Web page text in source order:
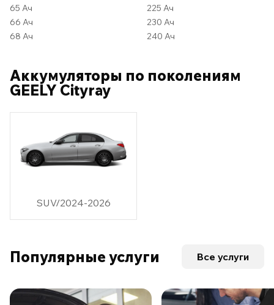
65 Ач
66 Ач
68 Ач
225 Ач
230 Ач
240 Ач
Аккумуляторы по поколениям
GEELY Cityray
SUV/2024-2026
Популярные услуги Все услуги